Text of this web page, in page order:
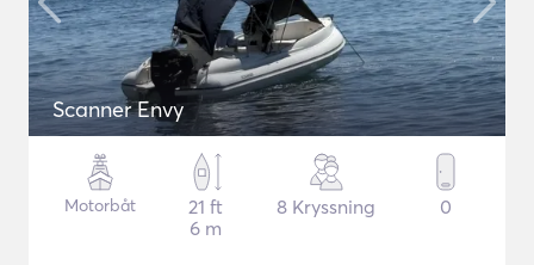
Scanner Envy
Motorbåt
21 ft
6 m
8 Kryssning 0